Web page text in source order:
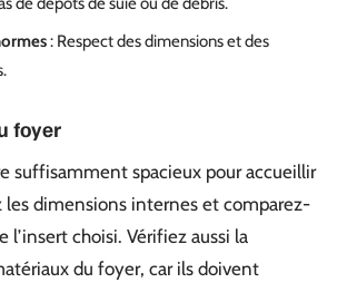
: Respect des dimensions et des
foyer
suffisamment spacieux pour accueillir
les dimensions internes et comparez-
l’insert choisi. Vérifiez aussi la
du foyer, car ils doivent